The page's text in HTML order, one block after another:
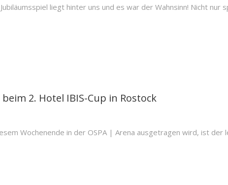
liegt hinter uns und es war der Wahnsinn! Nicht nur
2. Hotel IBIS-Cup in Rostock
Wochenende in der OSPA | Arena ausgetragen wird, ist der